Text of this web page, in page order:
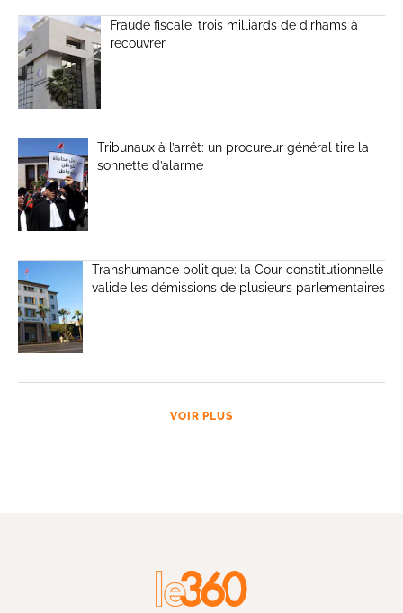
Fraude fiscale: trois milliards de dirhams à
recouvrer
Tribunaux à l’arrêt: un procureur général tire la
sonnette d’alarme
Transhumance politique: la Cour constitutionnelle
valide les démissions de plusieurs parlementaires
VOIR PLUS